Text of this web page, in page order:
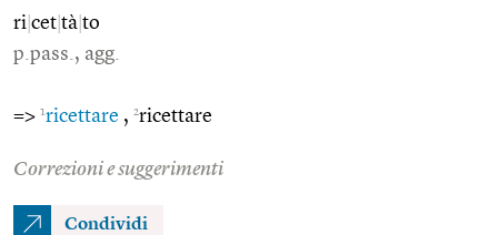
ri cet tà to
p.pass., agg.
=> 1ricettare , 2ricettare
Correzioni e suggerimenti
Condividi